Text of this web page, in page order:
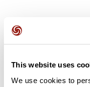
This website uses
We use cookies to
Recensioni degli utenti
Questo percorso non
L'hai già effettuato?